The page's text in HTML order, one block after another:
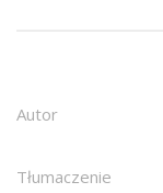
Autor
Tłumaczenie